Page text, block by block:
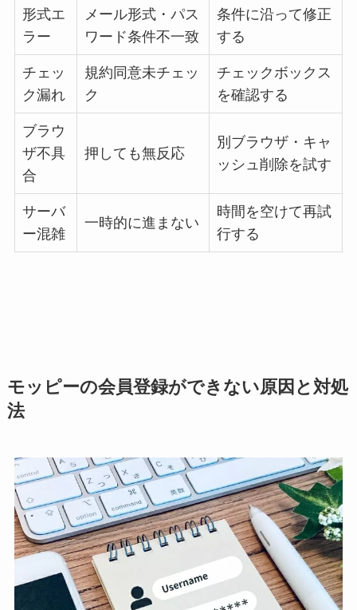
形式エ
ラー
メール形式・パス
ワード条件不一致
条件に沿って修正
する
チェッ
ク漏れ
規約同意未チェッ
ク
チェックボックス
を確認する
ブラウ
ザ不具
合
押しても無反応
別ブラウザ・キャ
ッシュ削除を試す
サーバ
ー混雑
一時的に進まない
時間を空けて再試
行する
モッピーの会員登録ができない原因と対処
法